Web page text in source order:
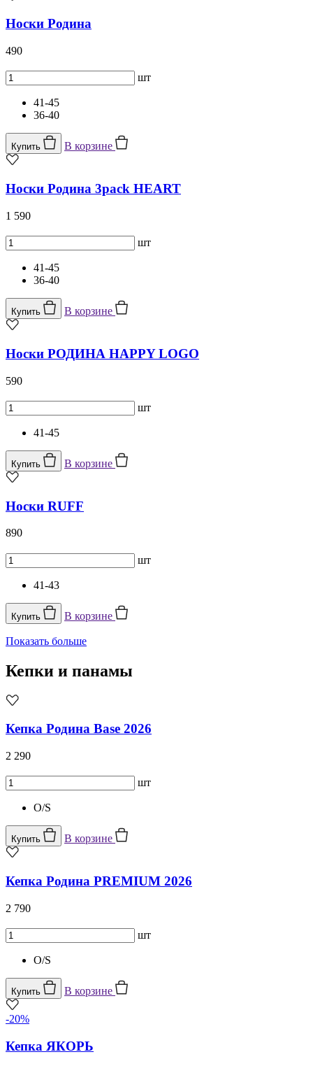
Носки Родина
490
шт
41-45
36-40
Купить В корзине
Носки Родина 3pack HEART
1 590
шт
41-45
36-40
Купить В корзине
Носки РОДИНА HAPPY LOGO
590
шт
41-45
Купить В корзине
Носки RUFF
890
шт
41-43
Купить В корзине
Показать больше
Кепки и панамы
Кепка Родина Base 2026
2 290
шт
O/S
Купить В корзине
Кепка Родина PREMIUM 2026
2 790
шт
O/S
Купить В корзине
-20%
Кепка ЯКОРЬ